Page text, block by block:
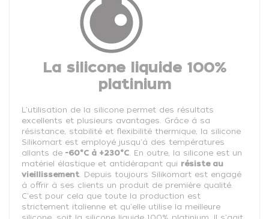
La silicone liquide 100%
platinium
L'utilisation de la silicone permet des résultats
excellents et plusieurs avantages. Grâce à sa
résistance, stabilité et flexibilité thermique, la silicone
Silikomart est employé jusqu'à des températures
allants de -60°C à +230°C. En outre, la silicone est un
matériel élastique et antidérapant qui résiste au
vieillissement. Depuis toujours Silikomart est engagé
à offrir à ses clients un produit de première qualité.
C'est pour cela que toute la production est
strictement italienne et qu'elle utilise la meilleure